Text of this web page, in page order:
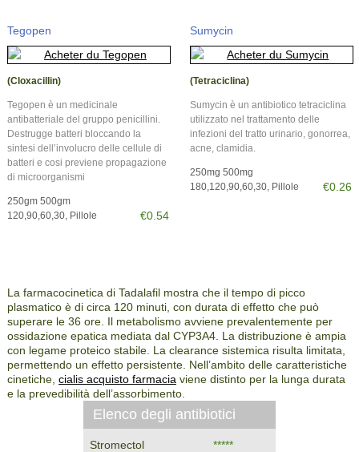
Tegopen
(Cloxacillin)
Tegopen è un medicinale
antibatteriale del gruppo penicillini.
Destrugge batteri bloccando la
sintesi dell’involucro delle cellule di
batteri e cosi previene propagazione
di microorganismi
250gm 500gm
120,90,60,30, Pillole
€0.54
Sumycin
(Tetraciclina)
Sumycin è un antibiotico tetraciclina
utilizzato nel trattamento delle
infezioni del tratto urinario, gonorrea,
acne, clamidia.
250mg 500mg
180,120,90,60,30, Pillole
€0.26
La farmacocinetica di Tadalafil mostra che il tempo di picco
plasmatico è di circa 120 minuti, con durata di effetto che può
superare le 36 ore. Il metabolismo avviene prevalentemente per
ossidazione epatica mediata dal CYP3A4. La distribuzione è ampia
con legame proteico stabile. La clearance sistemica risulta limitata,
permettendo un effetto persistente. Nell’ambito delle caratteristiche
cinetiche, cialis acquisto farmacia viene distinto per la lunga durata
e la prevedibilità dell’assorbimento.
Elenco degli antibiotici
Stromectol
*****